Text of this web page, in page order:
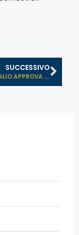
SUCCESSIVO
IL CONSIGLIO APPROVA IN VIA DEFINIT...